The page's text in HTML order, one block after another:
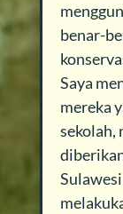
benar-
Saya
mereka
sekolah,